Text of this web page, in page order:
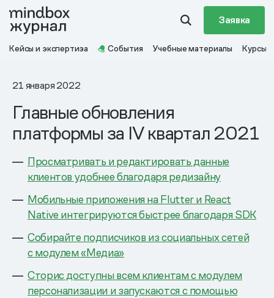
Заявка
Кейсы и экспертиза События Учебные материалы Курсы
21 января 2022
Главные обновления
платформы за IV квартал 2021
Просматривать и редактировать данные
клиентов удобнее благодаря редизайну
Мобильные приложения на Flutter и React
Native интегрируются быстрее благодаря SDK
Собирайте подписчиков из социальных сетей
с модулем «Медиа»
Сторис доступны всем клиентам с модулем
персонализации и запускаются с помощью